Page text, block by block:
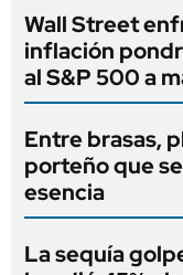
Wall Street
inflación
al S&P 500 a
Entre brasas,
porteño que
esencia
La sequía